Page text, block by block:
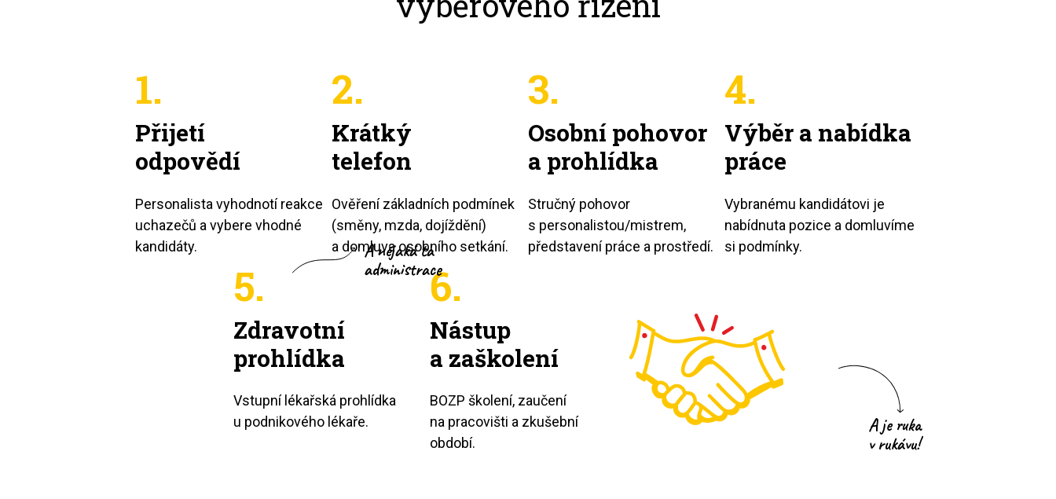
1.
Přijetí
odpovědí
Personalista vyhodnotí reakce
uchazečů a vybere vhodné
kandidáty.
2.
Krátký
telefon
Ověření základních podmínek
(směny, mzda, dojíždění)
a domluva osobního setkání.
3.
Osobní pohovor
a prohlídka
Stručný pohovor
s personalistou/mistrem,
představení práce a prostředí.
4.
Výběr a nabídka
práce
Vybranému kandidátovi je
nabídnuta pozice a domluvíme
si podmínky.
5.
A nějaká ta
administrace
Zdravotní
prohlídka
Vstupní lékařská prohlídka
u podnikového lékaře.
6.
Nástup
a zaškolení
BOZP školení, zaučení
na pracovišti a zkušební
období.
A je ruka
v rukávu!